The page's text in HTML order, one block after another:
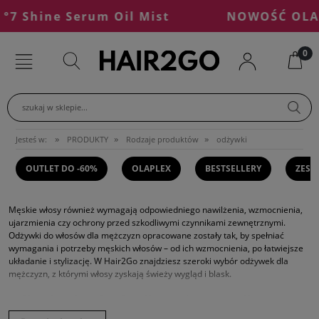
°7 Shine Serum Oil Mist NOWOŚĆ
szukaj w sklepie...
Jesteś w: » PRODUKTY » Rodzaje produktów » odżywki
OUTLET DO -60% OLAPLEX BESTSELLERY
Męskie włosy również wymagają odpowiedniego nawilżenia, wzmocnienia,
ujarzmienia czy ochrony przed szkodliwymi czynnikami zewnętrznymi.
Odżywki do włosów dla mężczyzn opracowane zostały tak, by spełniać
wymagania i potrzeby męskich włosów – od ich wzmocnienia, po łatwiejsze
układanie i stylizację. W Hair2Go znajdziesz szeroki wybór odżywek dla
mężczyzn, z którymi włosy zyskają świeży wygląd i blask.